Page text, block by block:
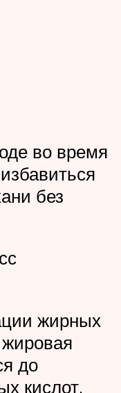
во время
без
жирных
до
кислот.